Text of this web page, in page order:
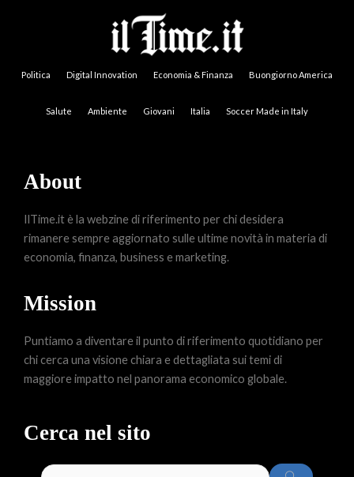
Politica Digital Innovation Economia & Finanza Buongiorno America
Salute Ambiente Giovani Italia Soccer Made in Italy
About
IlTime.it è la webzine di riferimento per chi desidera
rimanere sempre aggiornato sulle ultime novità in materia di
economia, finanza, business e marketing.
Mission
Puntiamo a diventare il punto di riferimento quotidiano per
chi cerca una visione chiara e dettagliata sui temi di
maggiore impatto nel panorama economico globale.
Cerca nel sito